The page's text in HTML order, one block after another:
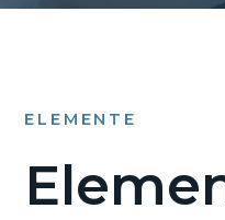
ELEMENTE